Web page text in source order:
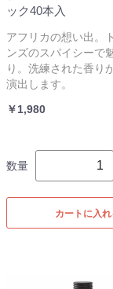
ック40本入
アフリカの想い出。
ンズのスパイシーで
り。洗練された香り
演出します。
￥1,980
数量
カートに入れ